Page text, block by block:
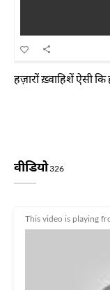
हज़ारों ख़्वाहिशें ऐसी
वीडियो326
This video is playing